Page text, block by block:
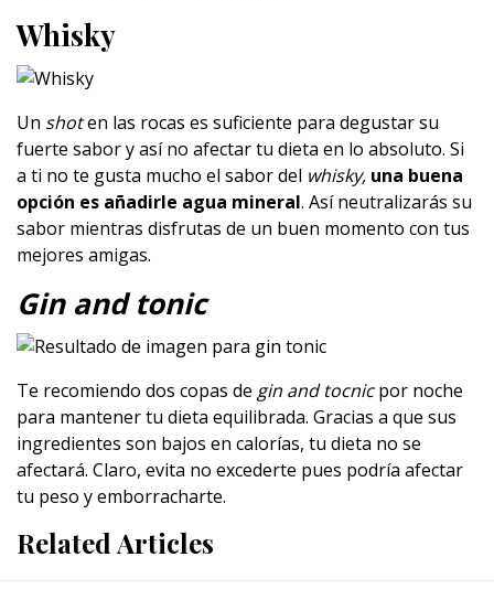
Whisky
Un shoten las rocas es suficiente para degustar su
fuerte sabor y así no afectar tu dieta en lo absoluto. Si
a ti no te gusta mucho el sabor del whisky, una buena
opción es añadirle agua mineral. Así neutralizarás su
sabor mientras disfrutas de un buen momento con tus
mejores amigas.
Gin and tonic
Te recomiendo dos copas de gin and tocnicpor noche
para mantener tu dieta equilibrada. Gracias a que sus
ingredientes son bajos en calorías, tu dieta no se
afectará. Claro, evita no excederte pues podría afectar
tu peso y emborracharte.
Related Articles